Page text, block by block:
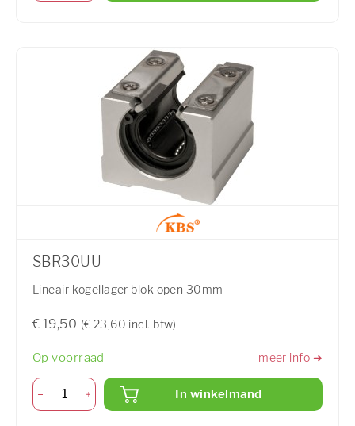
SBR30UU
Lineair kogellager blok open 30mm
€ 19,50 (€ 23,60 incl. btw)
Op voorraad meer info ➜
In winkelmand